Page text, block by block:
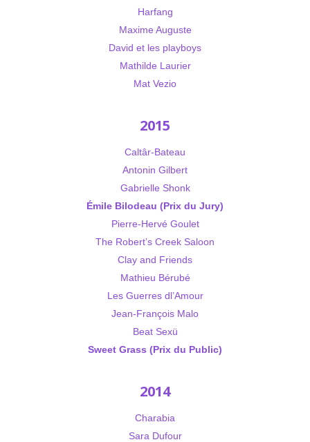
Harfang
Maxime Auguste
David et les playboys
Mathilde Laurier
Mat Vezio
2015
Caltâr-Bateau
Antonin Gilbert
Gabrielle Shonk
Émile Bilodeau (Prix du Jury)
Pierre-Hervé Goulet
The Robert’s Creek Saloon
Clay and Friends
Mathieu Bérubé
Les Guerres dl’Amour
Jean-François Malo
Beat Sexü
Sweet Grass (Prix du Public)
2014
Charabia
Sara Dufour